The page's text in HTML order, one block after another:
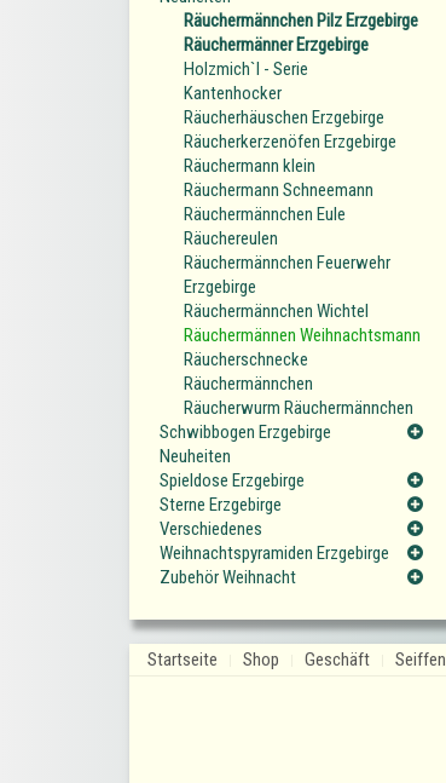
Räuchermännchen Pilz Erzgebirge
Räuchermänner Erzgebirge
Holzmich`l - Serie
Kantenhocker
Räucherhäuschen Erzgebirge
Räucherkerzenöfen Erzgebirge
Räuchermann klein
Räuchermann Schneemann
Räuchermännchen Eule
Räuchereulen
Räuchermännchen Feuerwehr
Erzgebirge
Räuchermännchen Wichtel
Räuchermännen Weihnachtsmann
Räucherschnecke
Räuchermännchen
Räucherwurm Räuchermännchen
Schwibbogen Erzgebirge
Neuheiten
Spieldose Erzgebirge
Sterne Erzgebirge
Verschiedenes
Weihnachtspyramiden Erzgebirge
Zubehör Weihnacht
Startseite Shop Geschäft Seiffen